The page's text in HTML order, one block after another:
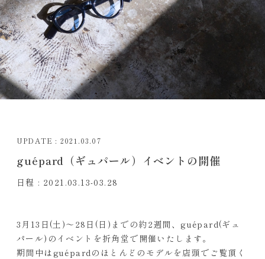
UPDATE : 2021.03.07
guépard（ギュパール）イベントの開催
日程 : 2021.03.13-03.28
3月13日(土)〜28日(日)までの約2週間、guépard(ギュ
パール)のイベントを折角堂で開催いたします。
期間中はguépardのほとんどのモデルを店頭でご覧頂く